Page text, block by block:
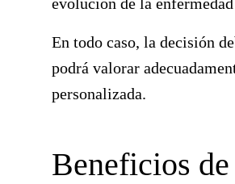
En todo caso, la decisión
podrá valorar
personalizada.
Beneficios